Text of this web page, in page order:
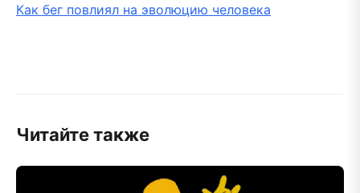
Как бег повлиял на эволюцию человека
Читайте также